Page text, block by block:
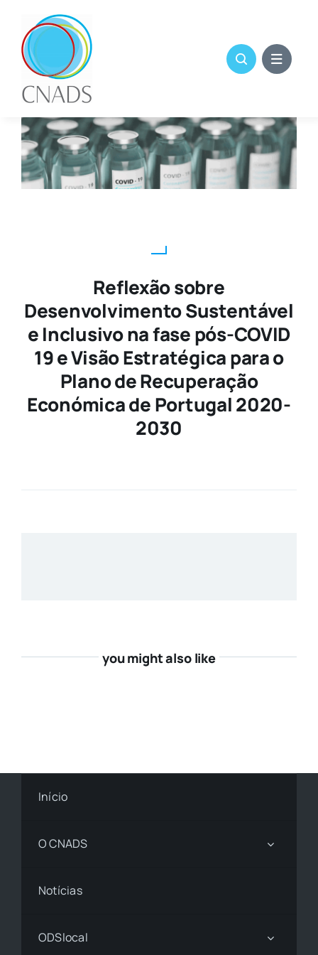
content
Reflexão sobre
Desenvolvimento Sustentável
e Inclusivo na fase pós-COVID
19 e Visão Estratégica para o
Plano de Recuperação
Económica de Portugal 2020-
2030
you might also like
Início
O CNADS
Notícias
ODSlocal